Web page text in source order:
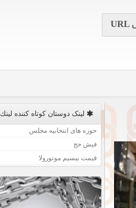
URL
لینک دوستان كوتاه كننده لینك
حوزه های انتخابیه مجلس
فیش حج
قیمت بیسیم موتورولا